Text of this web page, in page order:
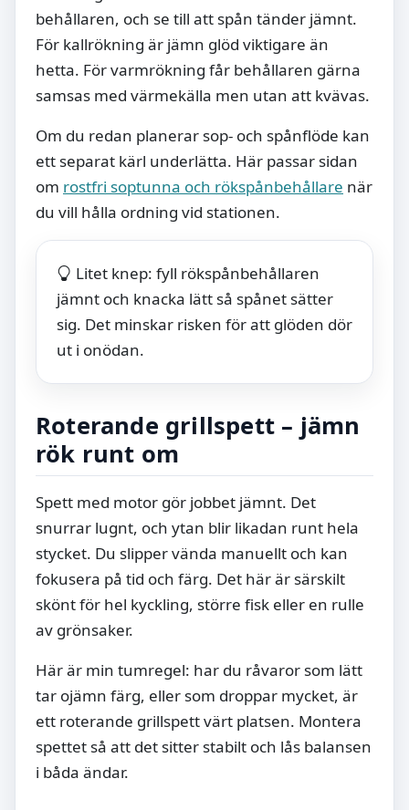
behållaren, och se till att spån tänder jämnt.
För kallrökning är jämn glöd viktigare än
hetta. För varmrökning får behållaren gärna
samsas med värmekälla men utan att kvävas.
Om du redan planerar sop- och spånflöde kan
ett separat kärl underlätta. Här passar sidan
om rostfri soptunna och rökspånbehållare när
du vill hålla ordning vid stationen.
Litet knep: fyll rökspånbehållaren
jämnt och knacka lätt så spånet sätter
sig. Det minskar risken för att glöden dör
ut i onödan.
Roterande grillspett – jämn
rök runt om
Spett med motor gör jobbet jämnt. Det
snurrar lugnt, och ytan blir likadan runt hela
stycket. Du slipper vända manuellt och kan
fokusera på tid och färg. Det här är särskilt
skönt för hel kyckling, större fisk eller en rulle
av grönsaker.
Här är min tumregel: har du råvaror som lätt
tar ojämn färg, eller som droppar mycket, är
ett roterande grillspett värt platsen. Montera
spettet så att det sitter stabilt och lås balansen
i båda ändar.